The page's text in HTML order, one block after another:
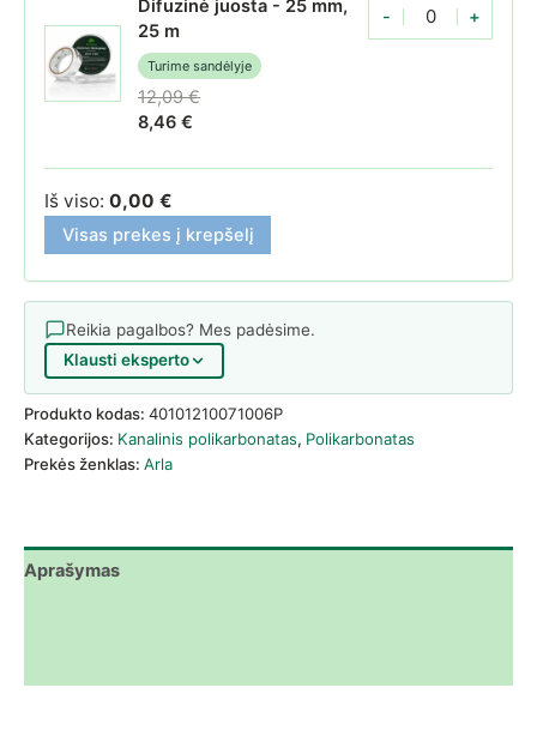
Difuzinė juosta - 25 mm,
25 m
Turime sandėlyje
12,09€
Original price was: 12,09 €.
8,46 €
-
Polikarbonato
+
Iš viso: 0,00 €
Visas prekes į krepšelį
Reikia pagalbos? Mes padėsime.
Klausti eksperto
Produkto kodas: 40101210071006P
Kategorijos: Kanalinis polikarbonatas, Polikarbonatas
Prekės ženklas: Arla
Aprašymas